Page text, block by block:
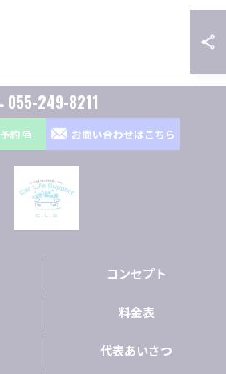
055-249-8211
約 お問い合わせはこちら
コンセプト
料金表
代表あいさつ